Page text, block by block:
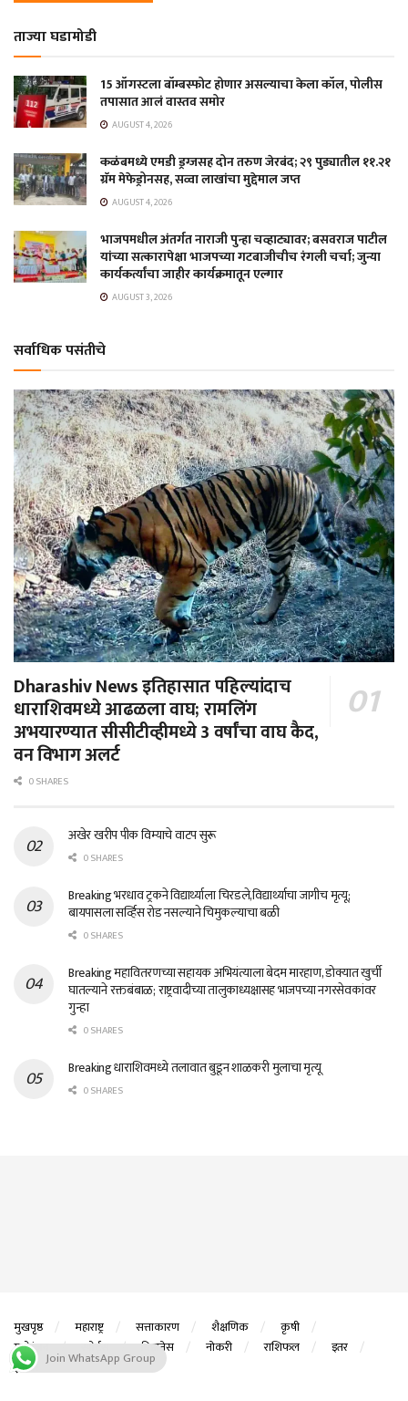
ताज्या घडामोडी
15 ऑगस्टला बॉम्बस्फोट होणार असल्याचा केला कॉल, पोलीस
तपासात आलं वास्तव समोर
AUGUST 4, 2026
कळंबमध्ये एमडी ड्रग्जसह दोन तरुण जेरबंद; २९ पुड्यातील ११.२१
ग्रॅम मेफेड्रोनसह, सव्वा लाखांचा मुद्देमाल जप्त
AUGUST 4, 2026
भाजपमधील अंतर्गत नाराजी पुन्हा चव्हाट्यावर; बसवराज पाटील
यांच्या सत्कारापेक्षा भाजपच्या गटबाजीचीच रंगली चर्चा; जुन्या
कार्यकर्त्यांचा जाहीर कार्यक्रमातून एल्गार
AUGUST 3, 2026
सर्वाधिक पसंतीचे
Dharashiv News इतिहासात पहिल्यांदाच
धाराशिवमध्ये आढळला वाघ; रामलिंग
अभयारण्यात सीसीटीव्हीमध्ये 3 वर्षांचा वाघ कैद,
वन विभाग अलर्ट
0 SHARES
अखेर खरीप पीक विम्याचे वाटप सुरू
0 SHARES
Breaking भरधाव ट्रकने विद्यार्थ्याला चिरडले,विद्यार्थ्याचा जागीच मृत्यू;
बायपासला सर्व्हिस रोड नसल्याने चिमुकल्याचा बळी
0 SHARES
Breaking महावितरणच्या सहायक अभियंत्याला बेदम मारहाण, डोक्यात खुर्ची
घातल्याने रक्तबंबाळ; राष्ट्रवादीच्या तालुकाध्यक्षासह भाजपच्या नगरसेवकांवर
गुन्हा
0 SHARES
Breaking धाराशिवमध्ये तलावात बुडून शाळकरी मुलाचा मृत्यू
0 SHARES
मुखपृष्ठ महाराष्ट्र सत्ताकारण शैक्षणिक
कृषी
मनोरंजन
स्पोर्ट्स बिझनेस नोकरी राशिफल
इतर
ई पेपर Join WhatsApp Group